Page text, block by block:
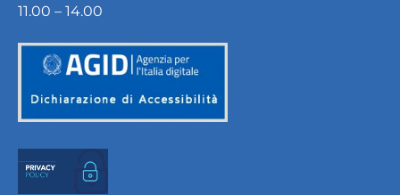
11.00 – 14.00